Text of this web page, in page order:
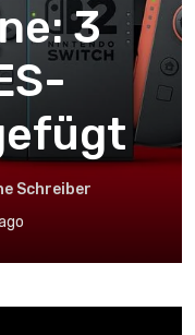
3
Schreiber